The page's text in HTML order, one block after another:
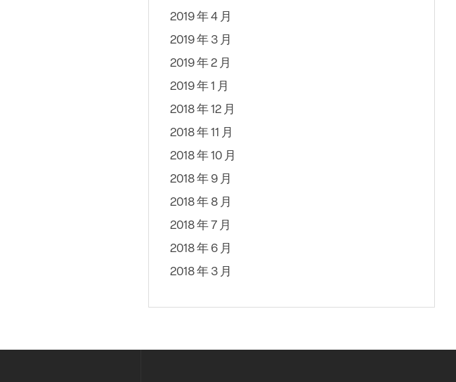
2019 年 4 月
2019 年 3 月
2019 年 2 月
2019 年 1 月
2018 年 12 月
2018 年 11 月
2018 年 10 月
2018 年 9 月
2018 年 8 月
2018 年 7 月
2018 年 6 月
2018 年 3 月